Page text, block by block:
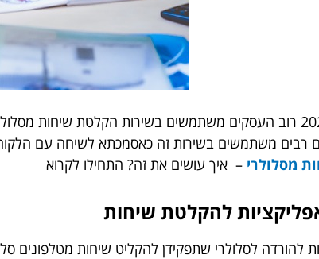
נכון לשנת 2021 רוב העסקים משתמשים בשירות הקלטת
רבים משתמשים בשירות זה כאסמכתא לשיחה עם
מסלולרי – איך עושים את זה? התחילו לקרוא
להקלטת שיחות
להורדה לסלולרי שתפקידן להקליט שיחות